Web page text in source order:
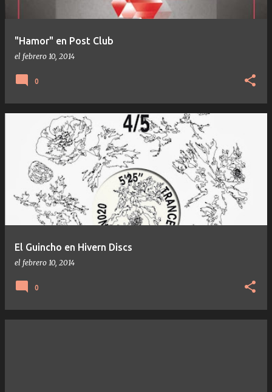
"Hamor" en Post Club
el febrero 10, 2014
0
El Guincho en Hivern Discs
el febrero 10, 2014
0